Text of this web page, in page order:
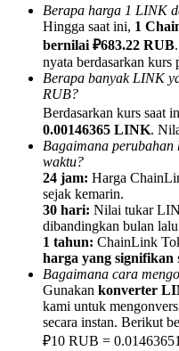
Referensi
Undang teman untuk
BTC Welcome Rewards
BTC Welcome
Deposit & Trade BTC
Berapa harga 1 LINK
Hingga saat ini, 1
bernilai ₽683.22 RUB
nyata berdasarkan kurs
Berapa banyak LINK
RUB?
Berdasarkan kurs saat
0.00146365 LINK.
Bagaimana
waktu?
24 jam: Harga
sejak kemarin.
30 hari: Nilai tukar
dibandingkan bulan
1 tahun: ChainLink
harga yang signifikan
Bagaimana cara
Gunakan konverter
kami untuk
secara instan. Berikut
₽10 RUB =